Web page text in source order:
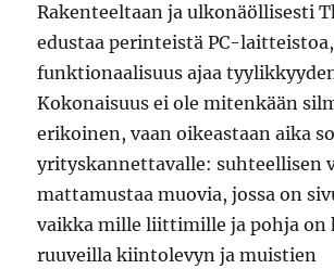
Rakenteeltaan ja ulkonäöllisesti
edustaa perinteistä PC-
funktionaalisuus ajaa
Kokonaisuus ei ole mitenkään
erikoinen, vaan oikeastaan aika
yrityskannettavalle: suhteellisen
mattamustaa muovia, jossa on
vaikka mille liittimille ja pohja
ruuveilla kiintolevyn ja muistien